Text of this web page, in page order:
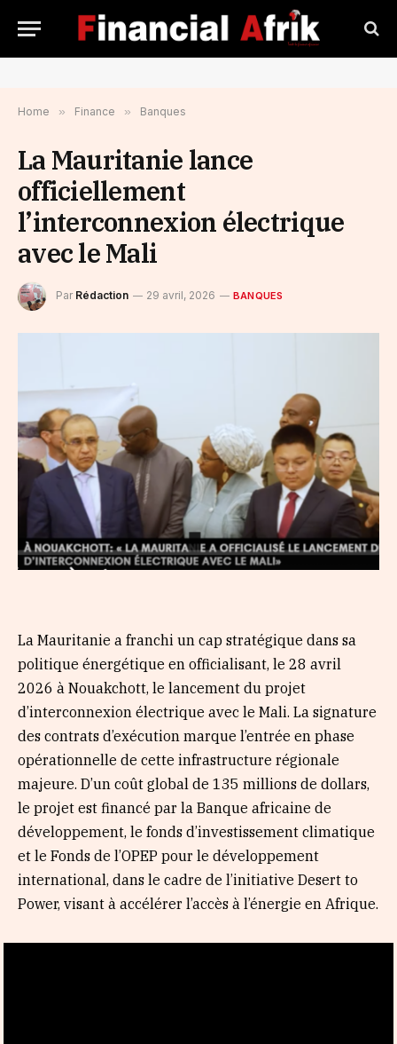
Home » Finance » Banques
La Mauritanie lance
officiellement
l’interconnexion électrique
avec le Mali
Par Rédaction 29 avril, 2026 BANQUES
La Mauritanie a franchi un cap stratégique dans sa
politique énergétique en officialisant, le 28 avril
2026 à Nouakchott, le lancement du projet
d’interconnexion électrique avec le Mali. La signature
des contrats d’exécution marque l’entrée en phase
opérationnelle de cette infrastructure régionale
majeure. D’un coût global de 135 millions de dollars,
le projet est financé par la Banque africaine de
développement, le fonds d’investissement climatique
et le Fonds de l’OPEP pour le développement
international, dans le cadre de l’initiative Desert to
Power, visant à accélérer l’accès à l’énergie en Afrique.